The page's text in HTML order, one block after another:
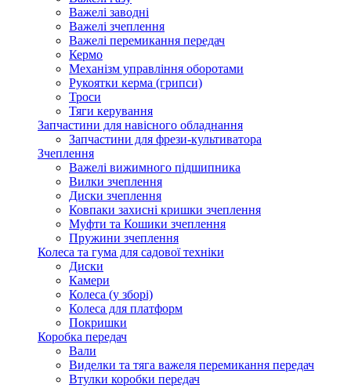
Важелі заводні
Важелі зчеплення
Важелі перемикання передач
Кермо
Механізм управління оборотами
Рукоятки керма (грипси)
Троси
Тяги керування
Запчастини для навісного обладнання
Запчастини для фрези-культиватора
Зчеплення
Важелі вижимного підшипника
Вилки зчеплення
Диски зчеплення
Ковпаки захисні кришки зчеплення
Муфти та Кошики зчеплення
Пружини зчеплення
Колеса та гума для садової техніки
Диски
Камери
Колеса (у зборі)
Колеса для платформ
Покришки
Коробка передач
Вали
Виделки та тяга важеля перемикання передач
Втулки коробки передач